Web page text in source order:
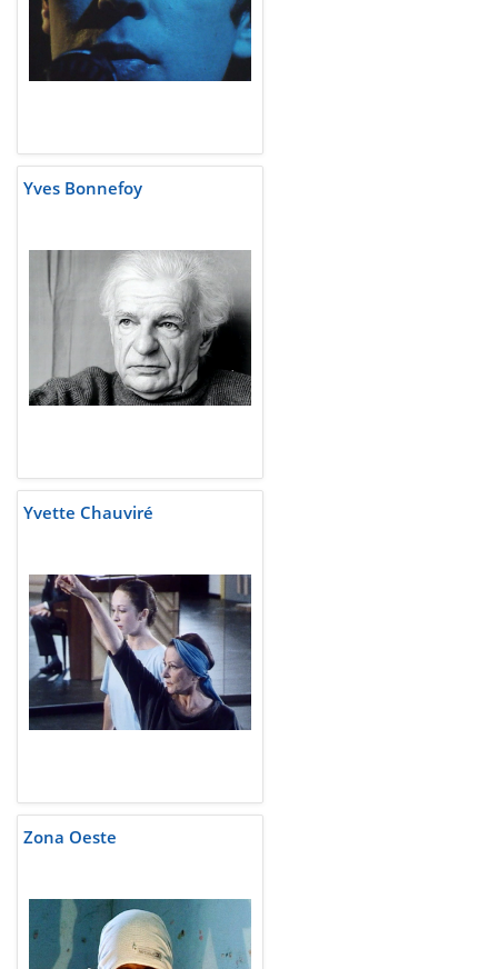
Yves Bonnefoy
Yvette Chauviré
Zona Oeste